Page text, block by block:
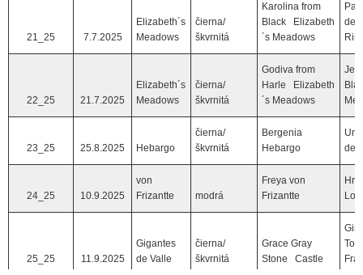
21_25 7.7.2025
Elizabeth´s
Meadows
čierna/
škvrnitá
Karolina from
Black Elizabeth
´s Meadows
22_25 21.7.2025
Elizabeth´s
Meadows
čierna/
škvrnitá
Godiva from
Harle Elizabeth
´s Meadows
23_25 25.8.2025 Hebargo
čierna/
škvrnitá
Bergenia
Hebargo
de
24_25 10.9.2025
von
Frizantte
modrá
Freya von
Frizantte
25_25 11.9.2025
Gigantes
de Valle
čierna/
škvrnitá
Grace Gray
Stone Castle
Gin